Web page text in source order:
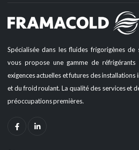
Spécialisée dans les fluides frigorigènes de
vous propose une gamme de réfrigérants
exigences actuelles et futures des
et du froid roulant. La qualité des services et
préoccupations premières.